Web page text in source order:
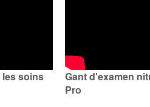
les soins
Gant d'examen
Pro